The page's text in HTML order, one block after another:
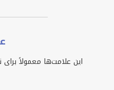
این علامت‌ها معمولاً